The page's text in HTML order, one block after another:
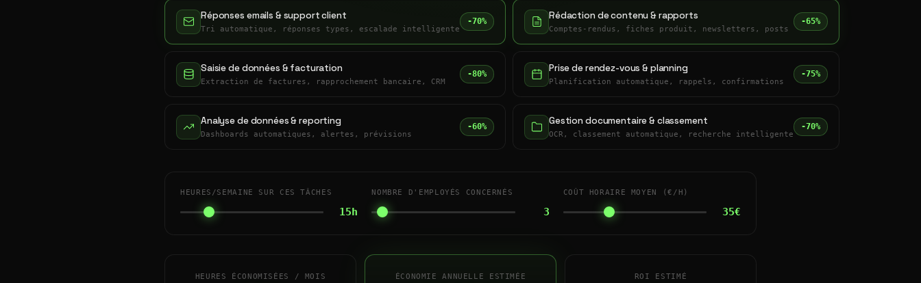
Réponses emails & support client
Tri automatique, réponses types, escalade intelligente
-70% Rédaction de contenu & rapports
Comptes-rendus, fiches produit, newsletters, posts
-65%
Saisie de données & facturation
Extraction de factures, rapprochement bancaire, CRM
-80% Prise de rendez-vous & planning
Planification automatique, rappels, confirmations
-75%
Analyse de données & reporting
Dashboards automatiques, alertes, prévisions
-60% Gestion documentaire & classement
OCR, classement automatique, recherche intelligente
-70%
HEURES/SEMAINE SUR CES TÂCHES
15h
NOMBRE D'EMPLOYÉS CONCERNÉS
3
COÛT HORAIRE MOYEN (€/H)
35€
HEURES ÉCONOMISÉES / MOIS ÉCONOMIE ANNUELLE ESTIMÉE ROI ESTIMÉ